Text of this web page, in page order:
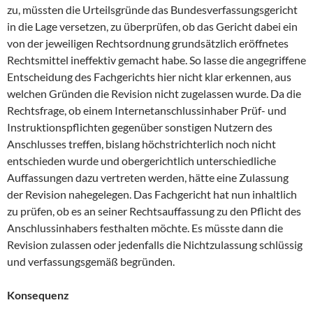
zu, müssten die Urteilsgründe das Bundesverfassungsgericht
in die Lage versetzen, zu überprüfen, ob das Gericht dabei ein
von der jeweiligen Rechtsordnung grundsätzlich eröffnetes
Rechtsmittel ineffektiv gemacht habe. So lasse die angegriffene
Entscheidung des Fachgerichts hier nicht klar erkennen, aus
welchen Gründen die Revision nicht zugelassen wurde. Da die
Rechtsfrage, ob einem Internetanschlussinhaber Prüf- und
Instruktionspflichten gegenüber sonstigen Nutzern des
Anschlusses treffen, bislang höchstrichterlich noch nicht
entschieden wurde und obergerichtlich unterschiedliche
Auffassungen dazu vertreten werden, hätte eine Zulassung
der Revision nahegelegen. Das Fachgericht hat nun inhaltlich
zu prüfen, ob es an seiner Rechtsauffassung zu den Pflicht des
Anschlussinhabers festhalten möchte. Es müsste dann die
Revision zulassen oder jedenfalls die Nichtzulassung schlüssig
und verfassungsgemäß begründen.
Konsequenz